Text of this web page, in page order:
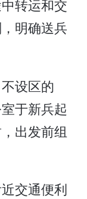
转运和交
明确送兵
设区的
于新兵起
出发前组
交通便利